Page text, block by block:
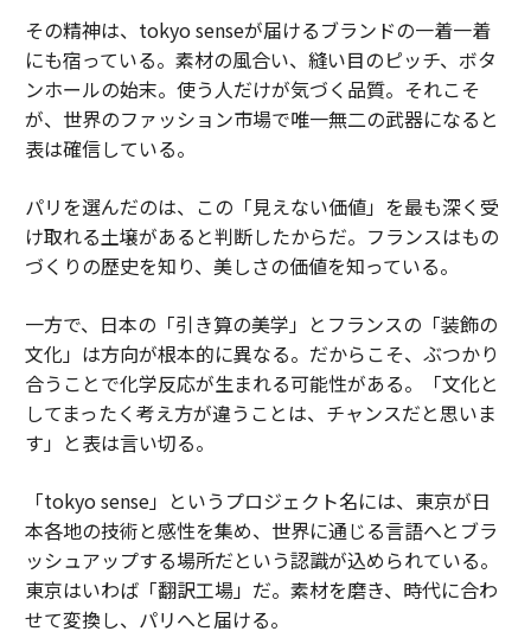
その精神は、tokyo senseが届けるブランドの一着一着
にも宿っている。素材の風合い、縫い目のピッチ、ボタ
ンホールの始末。使う人だけが気づく品質。それこそ
が、世界のファッション市場で唯一無二の武器になると
表は確信している。
パリを選んだのは、この「見えない価値」を最も深く受
け取れる土壌があると判断したからだ。フランスはもの
づくりの歴史を知り、美しさの価値を知っている。
一方で、日本の「引き算の美学」とフランスの「装飾の
文化」は方向が根本的に異なる。だからこそ、ぶつかり
合うことで化学反応が生まれる可能性がある。「文化と
してまったく考え方が違うことは、チャンスだと思いま
す」と表は言い切る。
「tokyo sense」というプロジェクト名には、東京が日
本各地の技術と感性を集め、世界に通じる言語へとブラ
ッシュアップする場所だという認識が込められている。
東京はいわば「翻訳工場」だ。素材を磨き、時代に合わ
せて変換し、パリへと届ける。